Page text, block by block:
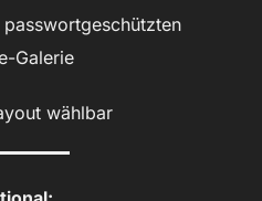
Galerie
wählbar